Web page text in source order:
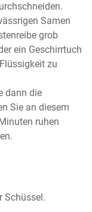
Samen
grob
ein Geschirrtuch
zu
dann die
Sie an diesem
ruhen
Schüssel.